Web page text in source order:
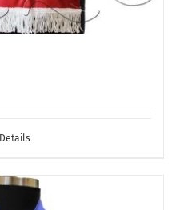
Details